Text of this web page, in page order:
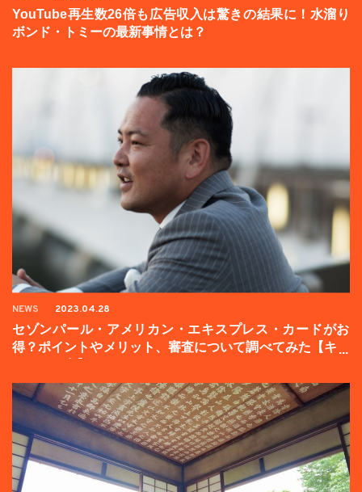
YouTube再生数26倍も広告収入は驚きの結果に！水溜り
ボンド・トミーの最新事情とは？
NEWS 2023.04.28
セゾンパール・アメリカン・エキスプレス・カードがお
得？ポイントやメリット、審査について調べてみた【キャ